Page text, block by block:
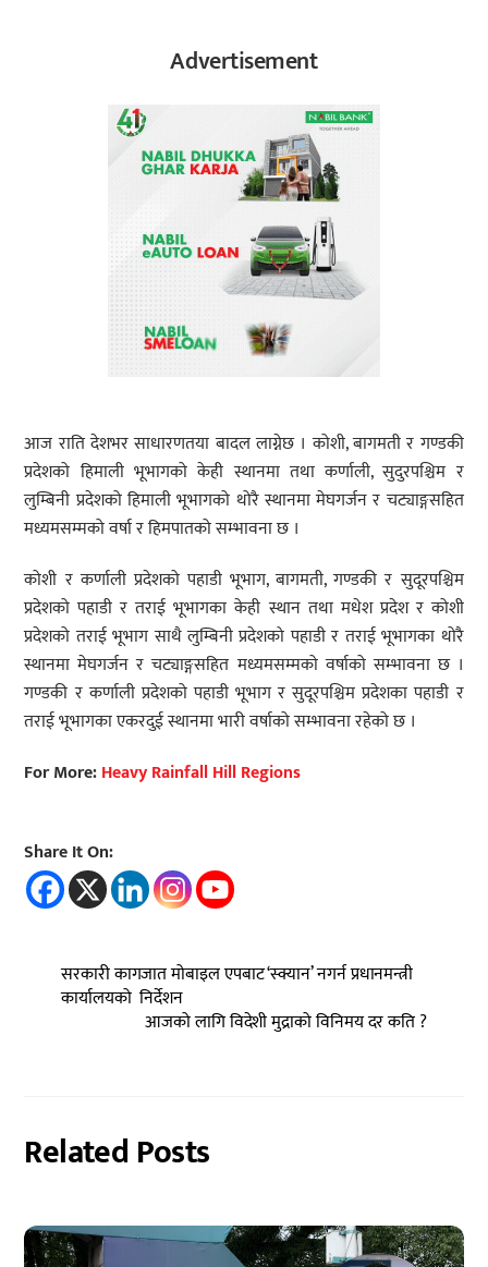
Advertisement
आज राति देशभर साधारणतया बादल लाग्नेछ । कोशी, बागमती र गण्डकी
प्रदेशको हिमाली भूभागको केही स्थानमा तथा कर्णाली, सुदुरपश्चिम र
लुम्बिनी प्रदेशको हिमाली भूभागको थोरै स्थानमा मेघगर्जन र चट्याङ्गसहित
मध्यमसम्मको वर्षा र हिमपातको सम्भावना छ ।
कोशी र कर्णाली प्रदेशको पहाडी भूभाग, बागमती, गण्डकी र सुदूरपश्चिम
प्रदेशको पहाडी र तराई भूभागका केही स्थान तथा मधेश प्रदेश र कोशी
प्रदेशको तराई भूभाग साथै लुम्बिनी प्रदेशको पहाडी र तराई भूभागका थोरै
स्थानमा मेघगर्जन र चट्याङ्गसहित मध्यमसम्मको वर्षाको सम्भावना छ ।
गण्डकी र कर्णाली प्रदेशको पहाडी भूभाग र सुदूरपश्चिम प्रदेशका पहाडी र
तराई भूभागका एकरदुई स्थानमा भारी वर्षाको सम्भावना रहेको छ ।
For More:Heavy Rainfall Hill Regions
Share It On:
सरकारी कागजात मोबाइल एपबाट ‘स्क्यान’ नगर्न प्रधानमन्त्री
कार्यालयको निर्देशन
आजको लागि विदेशी मुद्राको विनिमय दर कति ?
Related Posts